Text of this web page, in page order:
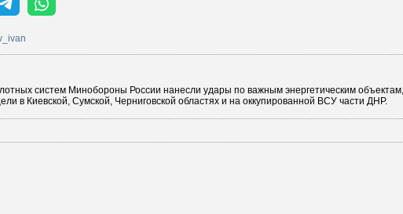
систем Минобороны России нанесли удары по важным энергетическим объектам,
в Киевской, Сумской, Черниговской областях и на оккупированной ВСУ части ДНР.